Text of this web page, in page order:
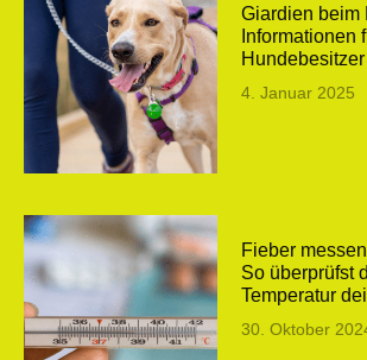
Giardien beim
Informationen
Hundebesitzer
4. Januar 2025
Fieber
So überprüfst
Temperatur
30. Oktober